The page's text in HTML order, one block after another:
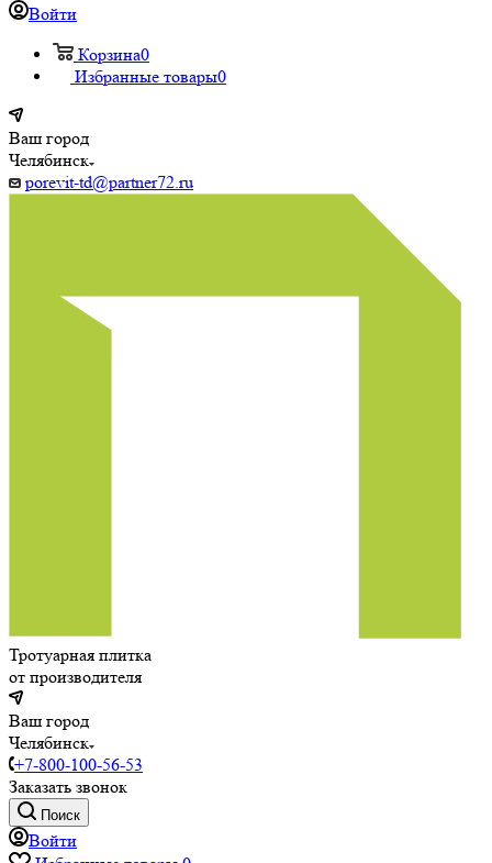
Войти
Корзина0
Избранные товары0
Ваш город
Челябинск
porevit-td@partner72.ru
Тротуарная плитка
от производителя
Ваш город
Челябинск
+7-800-100-56-53
Заказать звонок
Поиск
Войти